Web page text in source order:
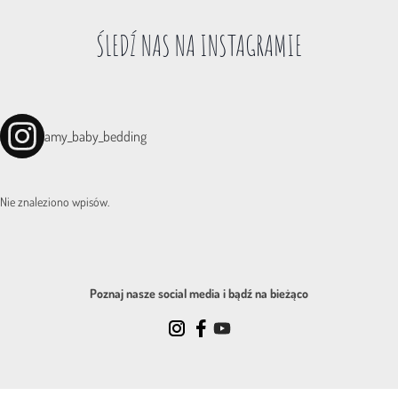
ŚLEDŹ NAS NA INSTAGRAMIE
amy_baby_bedding
Nie znaleziono wpisów.
Poznaj nasze social media i bądź na bieżąco